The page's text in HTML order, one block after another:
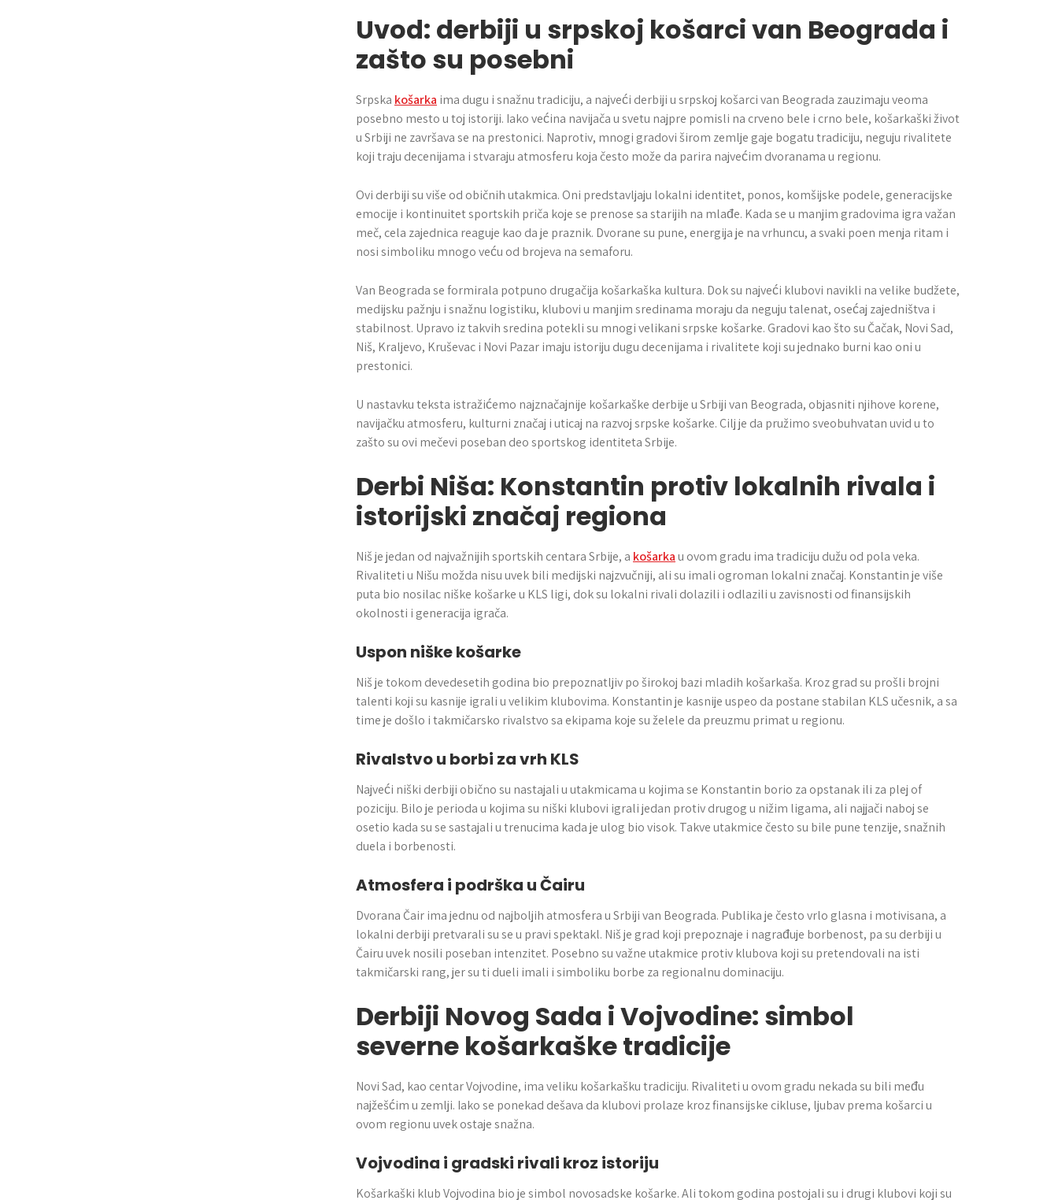
Uvod: derbiji u srpskoj košarci van Beograda i
zašto su posebni
Srpska košarka ima dugu i snažnu tradiciju, a najveći derbiji u srpskoj košarci van Beograda zauzimaju veoma
posebno mesto u toj istoriji. Iako većina navijača u svetu najpre pomisli na crveno bele i crno bele, košarkaški život
u Srbiji ne završava se na prestonici. Naprotiv, mnogi gradovi širom zemlje gaje bogatu tradiciju, neguju rivalitete
koji traju decenijama i stvaraju atmosferu koja često može da parira najvećim dvoranama u regionu.
Ovi derbiji su više od običnih utakmica. Oni predstavljaju lokalni identitet, ponos, komšijske podele, generacijske
emocije i kontinuitet sportskih priča koje se prenose sa starijih na mlađe. Kada se u manjim gradovima igra važan
meč, cela zajednica reaguje kao da je praznik. Dvorane su pune, energija je na vrhuncu, a svaki poen menja ritam i
nosi simboliku mnogo veću od brojeva na semaforu.
Van Beograda se formirala potpuno drugačija košarkaška kultura. Dok su najveći klubovi navikli na velike budžete,
medijsku pažnju i snažnu logistiku, klubovi u manjim sredinama moraju da neguju talenat, osećaj zajedništva i
stabilnost. Upravo iz takvih sredina potekli su mnogi velikani srpske košarke. Gradovi kao što su Čačak, Novi Sad,
Niš, Kraljevo, Kruševac i Novi Pazar imaju istoriju dugu decenijama i rivalitete koji su jednako burni kao oni u
prestonici.
U nastavku teksta istražićemo najznačajnije košarkaške derbije u Srbiji van Beograda, objasniti njihove korene,
navijačku atmosferu, kulturni značaj i uticaj na razvoj srpske košarke. Cilj je da pružimo sveobuhvatan uvid u to
zašto su ovi mečevi poseban deo sportskog identiteta Srbije.
Derbi Niša: Konstantin protiv lokalnih rivala i
istorijski značaj regiona
Niš je jedan od najvažnijih sportskih centara Srbije, a košarkau ovom gradu ima tradiciju dužu od pola veka.
Rivaliteti u Nišu možda nisu uvek bili medijski najzvučniji, ali su imali ogroman lokalni značaj. Konstantin je više
puta bio nosilac niške košarke u KLS ligi, dok su lokalni rivali dolazili i odlazili u zavisnosti od finansijskih
okolnosti i generacija igrača.
Uspon niške košarke
Niš je tokom devedesetih godina bio prepoznatljiv po širokoj bazi mladih košarkaša. Kroz grad su prošli brojni
talenti koji su kasnije igrali u velikim klubovima. Konstantin je kasnije uspeo da postane stabilan KLS učesnik, a sa
time je došlo i takmičarsko rivalstvo sa ekipama koje su želele da preuzmu primat u regionu.
Rivalstvo u borbi za vrh KLS
Najveći niški derbiji obično su nastajali u utakmicama u kojima se Konstantin borio za opstanak ili za plej of
poziciju. Bilo je perioda u kojima su niški klubovi igrali jedan protiv drugog u nižim ligama, ali najjači naboj se
osetio kada su se sastajali u trenucima kada je ulog bio visok. Takve utakmice često su bile pune tenzije, snažnih
duela i borbenosti.
Atmosfera i podrška u Čairu
Dvorana Čair ima jednu od najboljih atmosfera u Srbiji van Beograda. Publika je često vrlo glasna i motivisana, a
lokalni derbiji pretvarali su se u pravi spektakl. Niš je grad koji prepoznaje i nagrađuje borbenost, pa su derbiji u
Čairu uvek nosili poseban intenzitet. Posebno su važne utakmice protiv klubova koji su pretendovali na isti
takmičarski rang, jer su ti dueli imali i simboliku borbe za regionalnu dominaciju.
Derbiji Novog Sada i Vojvodine: simbol
severne košarkaške tradicije
Novi Sad, kao centar Vojvodine, ima veliku košarkašku tradiciju. Rivaliteti u ovom gradu nekada su bili među
najžešćim u zemlji. Iako se ponekad dešava da klubovi prolaze kroz finansijske cikluse, ljubav prema košarci u
ovom regionu uvek ostaje snažna.
Vojvodina i gradski rivali kroz istoriju
Košarkaški klub Vojvodina bio je simbol novosadske košarke. Ali tokom godina postojali su i drugi klubovi koji su